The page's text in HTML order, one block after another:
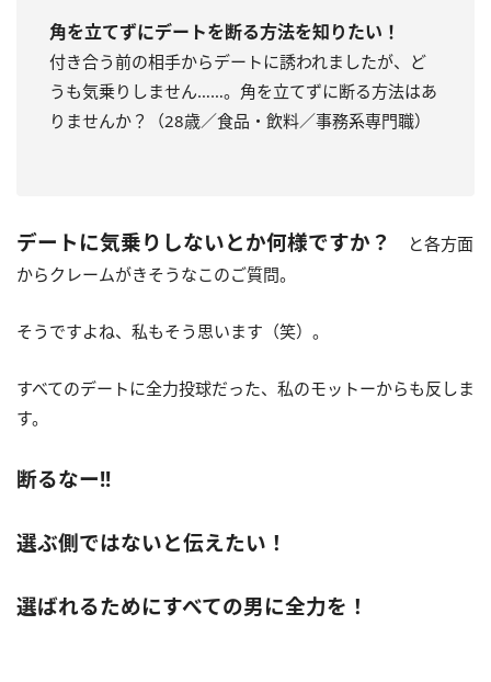
角を立てずにデートを断る方法を知りたい！
付き合う前の相手からデートに誘われましたが、ど
うも気乗りしません……。角を立てずに断る方法はあ
りませんか？（28歳／食品・飲料／事務系専門職）
デートに気乗りしないとか何様ですか？
と各方面
からクレームがきそうなこのご質問。
そうですよね、私もそう思います（笑）。
すべてのデートに全力投球だった、私のモットーからも反しま
す。
断るなー!!
選ぶ側ではないと伝えたい！
選ばれるためにすべての男に全力を！